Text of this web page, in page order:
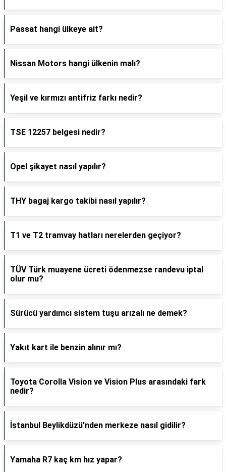
Passat hangi ülkeye ait?
Nissan Motors hangi ülkenin malı?
Yeşil ve kırmızı antifriz farkı nedir?
TSE 12257 belgesi nedir?
Opel şikayet nasıl yapılır?
THY bagaj kargo takibi nasıl yapılır?
T1 ve T2 tramvay hatları nerelerden geçiyor?
TÜV Türk muayene ücreti ödenmezse randevu iptal
olur mu?
Sürücü yardımcı sistem tuşu arızalı ne demek?
Yakıt kart ile benzin alınır mı?
Toyota Corolla Vision ve Vision Plus arasındaki fark
nedir?
İstanbul Beylikdüzü'nden merkeze nasıl gidilir?
Yamaha R7 kaç km hız yapar?